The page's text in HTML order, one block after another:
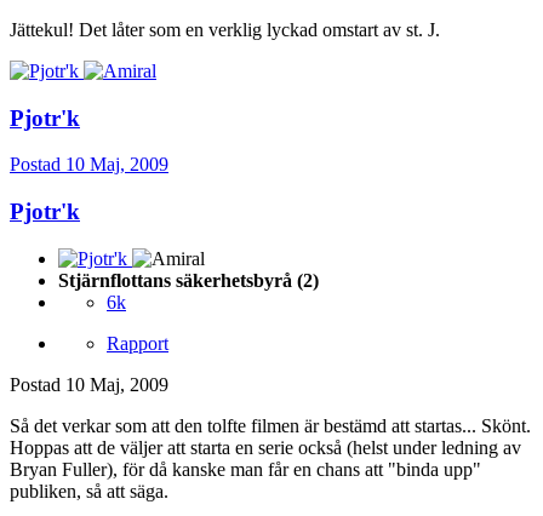
Jättekul! Det låter som en verklig lyckad omstart av st. J.
Pjotr'k
Postad 10 Maj, 2009
Pjotr'k
Stjärnflottans säkerhetsbyrå (2)
6k
Rapport
Postad 10 Maj, 2009
Så det verkar som att den tolfte filmen är bestämd att startas... Skönt.
Hoppas att de väljer att starta en serie också (helst under ledning av
Bryan Fuller), för då kanske man får en chans att "binda upp"
publiken, så att säga.